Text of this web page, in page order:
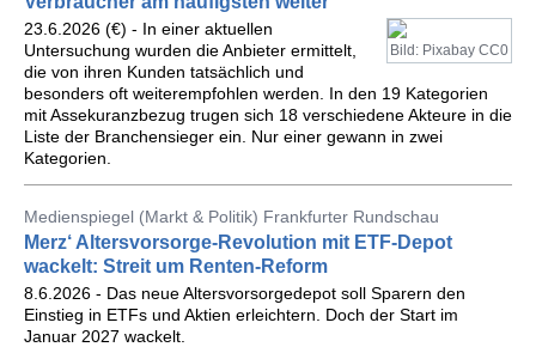
Bild: Pixabay CC0
23.6.2026 (€) - In einer aktuellen
Untersuchung wurden die Anbieter ermittelt,
die von ihren Kunden tatsächlich und
besonders oft weiterempfohlen werden. In den 19 Kategorien
mit Assekuranzbezug trugen sich 18 verschiedene Akteure in die
Liste der Branchensieger ein. Nur einer gewann in zwei
Kategorien.
Medienspiegel (Markt & Politik) Frankfurter Rundschau
Merz‘ Altersvorsorge-Revolution mit ETF-Depot
wackelt: Streit um Renten-Reform
8.6.2026 - Das neue Altersvorsorgedepot soll Sparern den
Einstieg in ETFs und Aktien erleichtern. Doch der Start im
Januar 2027 wackelt.